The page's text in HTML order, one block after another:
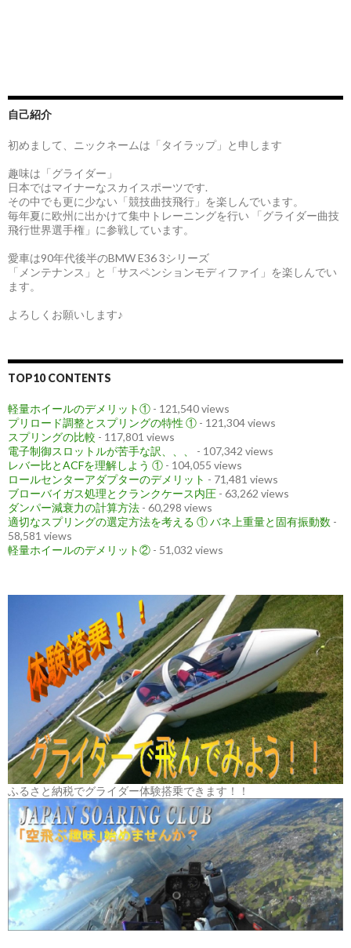
自己紹介
初めまして、ニックネームは「タイラップ」と申します
趣味は「グライダー」
日本ではマイナーなスカイスポーツです.
その中でも更に少ない「競技曲技飛行」を楽しんでいます。
毎年夏に欧州に出かけて集中トレーニングを行い 「グライダー曲技
飛行世界選手権」に参戦しています。
愛車は90年代後半のBMW E36 3シリーズ
「メンテナンス」と「サスペンションモディファイ」を楽しんでい
ます。
よろしくお願いします♪
TOP10 CONTENTS
軽量ホイールのデメリット① - 121,540 views
プリロード調整とスプリングの特性 ① - 121,304 views
スプリングの比較 - 117,801 views
電子制御スロットルが苦手な訳、、、
- 107,342 views
レバー比とACFを理解しよう ① - 104,055 views
ロールセンターアダプターのデメリット - 71,481 views
ブローバイガス処理とクランクケース内圧 - 63,262 views
ダンパー減衰力の計算方法 - 60,298 views
適切なスプリングの選定方法を考える ① バネ上重量と固有振動数 -
58,581 views
軽量ホイールのデメリット② - 51,032 views
ふるさと納税でグライダー体験搭乗できます！！